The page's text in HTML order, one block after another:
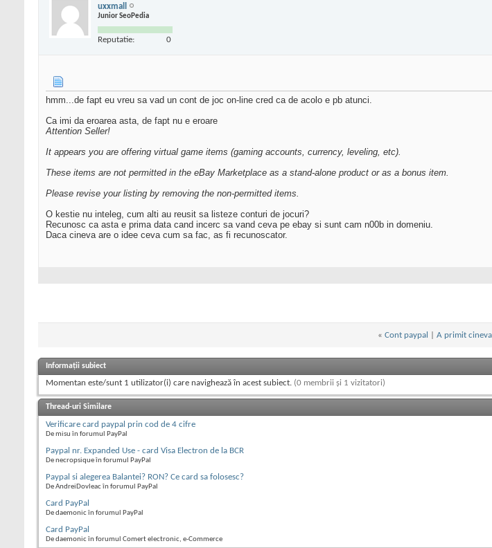
uxxmall
Junior SeoPedia
Reputatie: 0
hmm...de fapt eu vreu sa vad un cont de joc on-line cred ca de acolo e pb atunci.
Ca imi da eroarea asta, de fapt nu e eroare
Attention Seller!
It appears you are offering virtual game items (gaming accounts, currency, leveling, etc).
These items are not permitted in the eBay Marketplace as a stand-alone product or as a bonus item.
Please revise your listing by removing the non-permitted items.
O kestie nu inteleg, cum alti au reusit sa listeze conturi de jocuri?
Recunosc ca asta e prima data cand incerc sa vand ceva pe ebay si sunt cam n00b in domeniu.
Daca cineva are o idee ceva cum sa fac, as fi recunoscator.
« Cont paypal A primit
Informații subiect
Momentan este/sunt 1 utilizator(i) care navighează în acest subiect. (0 membrii și 1 vizitatori)
Thread-uri Similare
Verificare card paypal prin cod de 4 cifre
De misu în forumul PayPal
Paypal nr. Expanded Use - card Visa Electron de la BCR
De necropsique în forumul PayPal
Paypal si alegerea Balantei? RON? Ce card sa folosesc?
De AndreiDovleac în forumul PayPal
Card PayPal
De daemonic în forumul PayPal
Card PayPal
De daemonic în forumul Comert electronic, e-Commerce